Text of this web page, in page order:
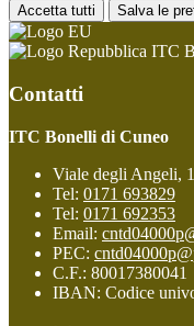
Accetta tutti Salva le
ITC
Contatti
ITC Bonelli di Cuneo
Viale degli Angeli,
Tel: 0171 693829
Tel: 0171 692353
Email:
PEC:
C.F.: 80017380041
IBAN: Codice